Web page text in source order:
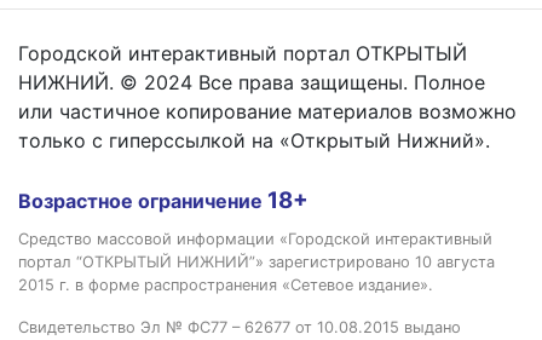
Городской интерактивный портал ОТКРЫТЫЙ
НИЖНИЙ. © 2024 Все права защищены. Полное
или частичное копирование материалов возможно
только с гиперссылкой на «Открытый Нижний».
Возрастное ограничение 18+
Средство массовой информации «Городской интерактивный
портал “ОТКРЫТЫЙ НИЖНИЙ”» зарегистрировано 10 августа
2015 г. в форме распространения «Сетевое издание».
Свидетельство Эл № ФС77 – 62677 от 10.08.2015 выдано